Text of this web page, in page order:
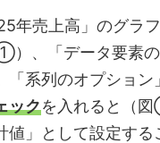
年売上高」のグラ
、「データ要素の
「系列のオプション
ックを入れると（
値」として設定する